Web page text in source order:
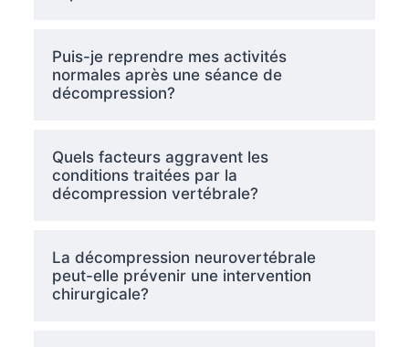
Puis-je reprendre mes activités
normales après une séance de
décompression?
Quels facteurs aggravent les
conditions traitées par la
décompression vertébrale?
La décompression neurovertébrale
peut-elle prévenir une intervention
chirurgicale?